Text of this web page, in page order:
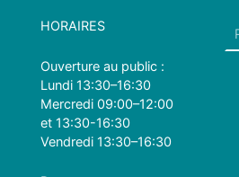
HORAIRES
Ouverture au public :
Lundi 13:30–16:30
Mercredi 09:00–12:00
et 13:30-16:30
Vendredi 13:30–16:30